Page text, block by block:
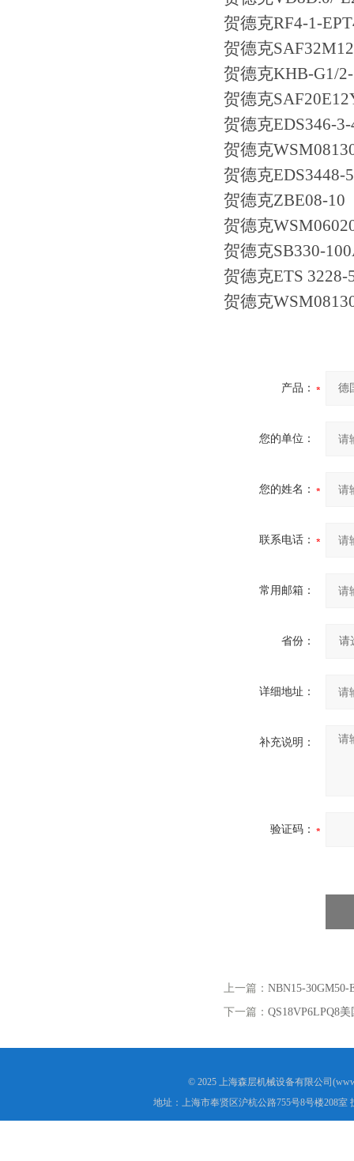
贺德克RF4-1-
贺德克
贺德克KHB-G1/
贺德克
贺德克EDS346-
贺德克
贺德克EDS3448-
贺德克ZBE08-10
贺德克
贺德克SB330-
贺德克ETS 3228-
贺德克
产品：
您的单位：
您的姓名：
联系电话：
常用邮箱：
省份：
详细地址：
补充说明：
验证码：
上一篇： NBN15-
下一篇： QS18VP6LPQ8
© 2025 上海森层机械设备有限公司
地址：上海市奉贤区沪杭公路755号8号楼208室